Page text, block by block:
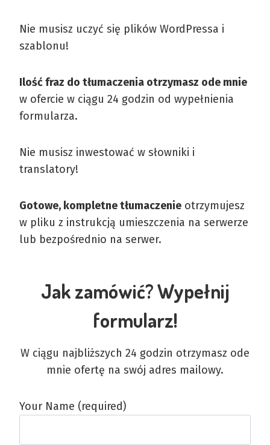
Nie musisz uczyć się plików WordPressa i
szablonu!
Ilość fraz do tłumaczenia otrzymasz ode mnie
w ofercie w ciągu 24 godzin od wypełnienia
formularza.
Nie musisz inwestować w słowniki i
translatory!
Gotowe, kompletne tłumaczenie otrzymujesz
w pliku z instrukcją umieszczenia na serwerze
lub bezpośrednio na serwer.
Jak zamówić? Wypełnij
formularz!
W ciągu najbliższych 24 godzin otrzymasz ode
mnie ofertę na swój adres mailowy.
Your Name (required)